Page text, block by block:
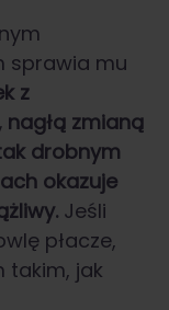
sprawia mu
z
zmianą
drobnym
okazuje
Jeśli
płacze,
takim, jak